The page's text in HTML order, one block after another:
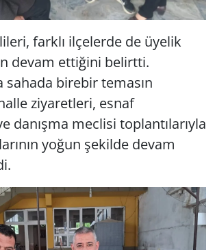
farklı ilçelerde de üyelik
devam ettiğini belirtti.
sahada birebir temasın
ziyaretleri, esnaf
danışma meclisi toplantılarıyla
yoğun şekilde devam